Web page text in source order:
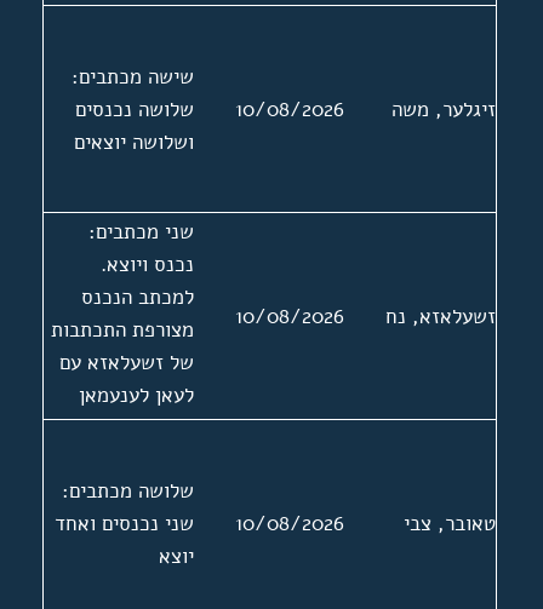
זיגלער, משה 10/08/2026
שישה מכתבים:
שלושה נכנסים
ושלושה יוצאים
זשעלאזא, נח 10/08/2026
שני מכתבים:
נכנס ויוצא.
למכתב הנכנס
מצורפת התכתבות
של זשעלאזא עם
לעאן לענעמאן
יו"ר ארגון
והעיתונאים
ביידיש בצרפת.
ארבעה מכתבים.
טאובר, צבי 10/08/2026
שלושה מכתבים:
שני נכנסים ואחד
יוצא